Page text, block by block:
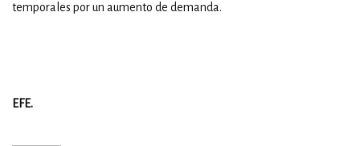
temporales por un aumento de demanda.
EFE.